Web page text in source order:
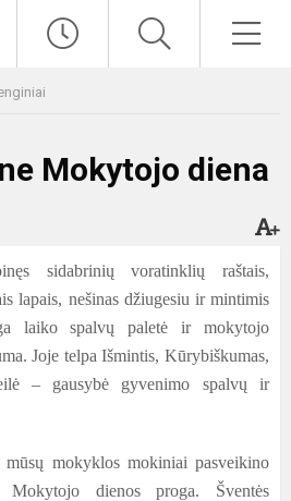
Mokytojo diena
sidabrinių voratinklių raštais,
lapais, nešinas džiugesiu ir mintimis
laiko spalvų paletė ir mokytojo
Joje telpa Išmintis, Kūrybiškumas,
– gausybė gyvenimo spalvų ir
mokyklos mokiniai pasveikino
Mokytojo dienos proga. Šventės